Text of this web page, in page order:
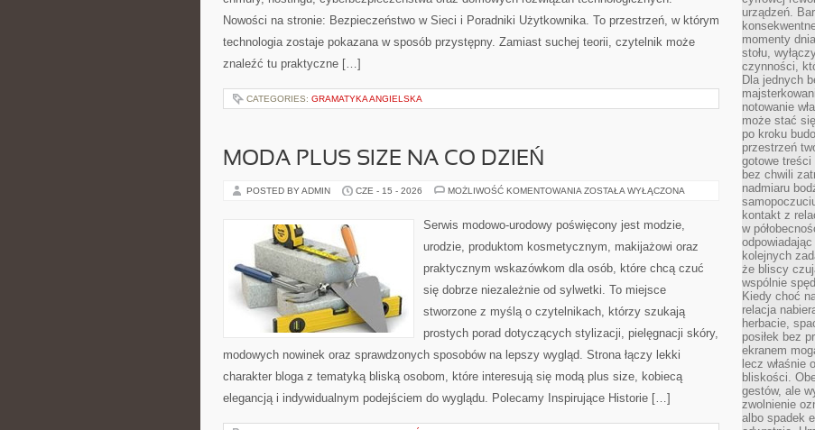
Nowości na stronie: Bezpieczeństwo w Sieci i Poradniki Użytkownika. To przestrzeń, w którym
technologia zostaje pokazana w sposób przystępny. Zamiast suchej teorii, czytelnik może
znaleźć tu praktyczne […]
CATEGORIES: GRAMATYKA ANGIELSKA
MODA PLUS SIZE NA CO DZIEŃ
POSTED BY ADMIN CZE - 15 - 2026 MOŻLIWOŚĆ KOMENTOWANIA MODA
NA
CO
ZOSTAŁA WYŁĄCZONA
Serwis modowo-urodowy poświęcony jest modzie,
urodzie, produktom kosmetycznym, makijażowi oraz
praktycznym wskazówkom dla osób, które chcą czuć
się dobrze niezależnie od sylwetki. To miejsce
stworzone z myślą o czytelnikach, którzy szukają
prostych porad dotyczących stylizacji, pielęgnacji skóry,
modowych nowinek oraz sprawdzonych sposobów na lepszy wygląd. Strona łączy lekki
charakter bloga z tematyką bliską osobom, które interesują się modą plus size, kobiecą
elegancją i indywidualnym podejściem do wyglądu. Polecamy Inspirujące Historie […]
urządzeń.
momenty
stołu,
czynności,
Dla jednych
notowanie
może stać
po kroku
przestrzeń
gotowe
bez chwili
nadmiaru
kontakt z
w
kolejnych
że bliscy
wspólnie
Kiedy choć
relacja
herbacie,
posiłek bez
ekranem
lecz właśnie
bliskości.
gestów, ale
zwolnienie
albo spadek